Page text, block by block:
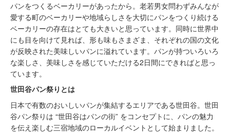
パンをつくるベーカリーがあったから。老若男女問わずみんなが
愛する町のベーカリーや地域らしさを大切にパンをつくり続ける
ベーカリーの存在はとても大きいと思っています。同時に世界中
にも目を向けて見れば、形も味もさまざま、それぞれの国の文化
が反映された美味しいパンに溢れています。パンが持ついろいろ
な楽しさ、美味しさを感じていただける2日間にできればと思っ
ています。
世田谷パン祭りとは
日本で有数のおいしいパンが集結するエリアである世田谷。世田
谷パン祭りは “世田谷はパンの街” をコンセプトに、パンの魅力
を伝え楽しむ三宿地域のローカルイベントとして始まりました。